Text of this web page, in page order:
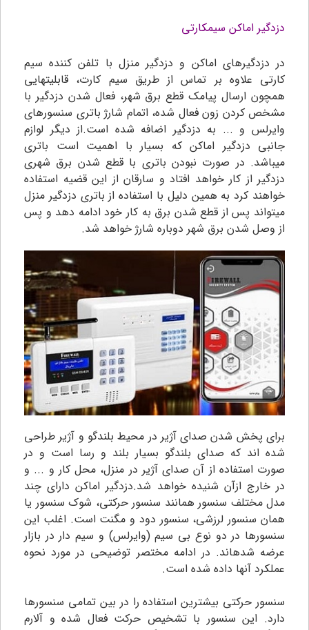
دزدگیر اماکن سیمکارتی
در دزدگیرهای اماکن و دزدگیر منزل با تلفن کننده سیم
کارتی علاوه بر تماس از طریق سیم کارت، قابلیتهایی
همچون ارسال پیامک قطع برق شهر، فعال شدن دزدگیر با
مشخص کردن زون فعال شده، اتمام شارژ باتری سنسورهای
وایرلس و ... به دزدگیر اضافه شده است.از دیگر لوازم
جانبی دزدگیر اماکن که بسیار با اهمیت است باتری
میباشد. در صورت نبودن باتری با قطع شدن برق شهری
دزدگیر از کار خواهد افتاد و سارقان از این قضیه استفاده
خواهند کرد به همین دلیل با استفاده از باتری دزدگیر منزل
میتواند پس از قطع شدن برق به کار خود ادامه دهد و پس
از وصل شدن برق شهر دوباره شارژ خواهد شد.
برای پخش شدن صدای آژیر در محیط بلندگو و آژیر طراحی
شده اند که صدای بلندگو بسیار بلند و رسا است و در
صورت استفاده از آن صدای آژیر در منزل، محل کار و ... و
در خارج ازآن شنیده خواهد شد.دزدگیر اماکن دارای چند
مدل مختلف سنسور همانند سنسور حرکتی، شوک سنسور یا
همان سنسور لرزشی، سنسور دود و مگنت است. اغلب این
سنسورها در دو نوع بی سیم (وایرلس) و سیم دار در بازار
عرضه شدهاند. در ادامه مختصر توضیحی در مورد نحوه
عملکرد آنها داده شده است.
سنسور حرکتی بیشترین استفاده را در بین تمامی سنسورها
دارد. این سنسور با تشخیص حرکت فعال شده و آلارم